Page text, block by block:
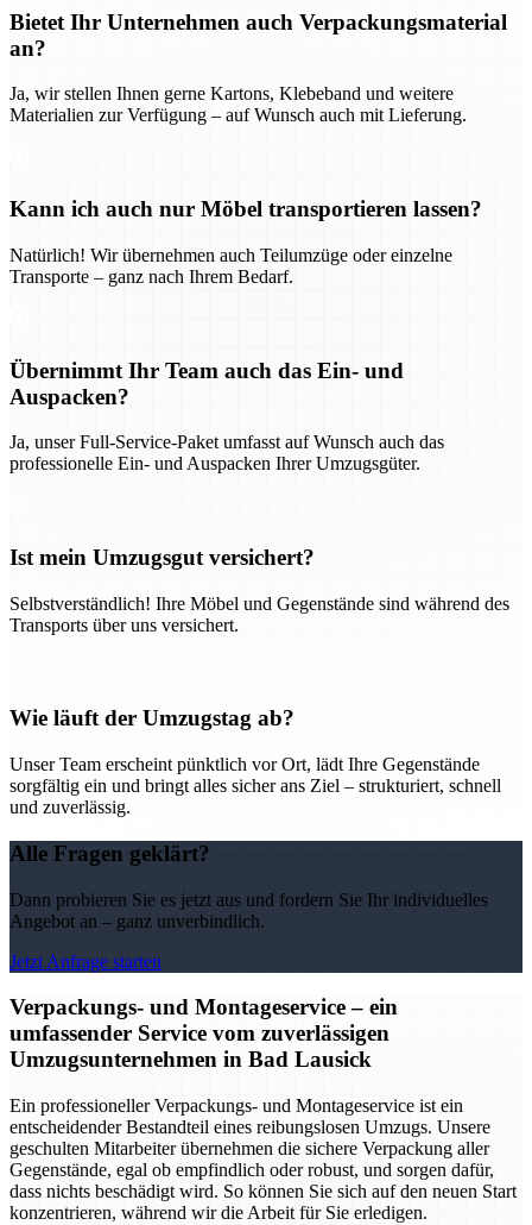
Bietet Ihr Unternehmen auch Verpackungsmaterial
an?
Ja, wir stellen Ihnen gerne Kartons, Klebeband und weitere
Materialien zur Verfügung – auf Wunsch auch mit Lieferung.
Kann ich auch nur Möbel transportieren lassen?
Natürlich! Wir übernehmen auch Teilumzüge oder einzelne
Transporte – ganz nach Ihrem Bedarf.
Übernimmt Ihr Team auch das Ein- und
Auspacken?
Ja, unser Full-Service-Paket umfasst auf Wunsch auch das
professionelle Ein- und Auspacken Ihrer Umzugsgüter.
Ist mein Umzugsgut versichert?
Selbstverständlich! Ihre Möbel und Gegenstände sind während des
Transports über uns versichert.
Wie läuft der Umzugstag ab?
Unser Team erscheint pünktlich vor Ort, lädt Ihre Gegenstände
sorgfältig ein und bringt alles sicher ans Ziel – strukturiert, schnell
und zuverlässig.
Alle Fragen geklärt?
Dann probieren Sie es jetzt aus und fordern Sie Ihr individuelles
Angebot an – ganz unverbindlich.
Jetzt Anfrage starten
Verpackungs- und Montageservice – ein
umfassender Service vom zuverlässigen
Umzugsunternehmen in Bad Lausick
Ein professioneller Verpackungs- und Montageservice ist ein
entscheidender Bestandteil eines reibungslosen Umzugs. Unsere
geschulten Mitarbeiter übernehmen die sichere Verpackung aller
Gegenstände, egal ob empfindlich oder robust, und sorgen dafür,
dass nichts beschädigt wird. So können Sie sich auf den neuen Start
konzentrieren, während wir die Arbeit für Sie erledigen.